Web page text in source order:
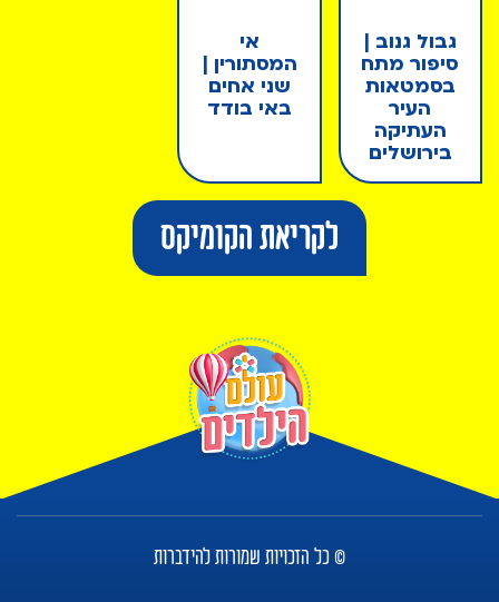
גבול גנוב |
סיפור מתח
בסמטאות
העיר
העתיקה
בירושלים
אי
המסתורין |
שני אחים
באי בודד
לקריאת הקומיקס
© כל הזכויות שמורות להידברות